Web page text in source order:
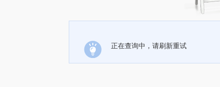
正在查询中，请刷新重试